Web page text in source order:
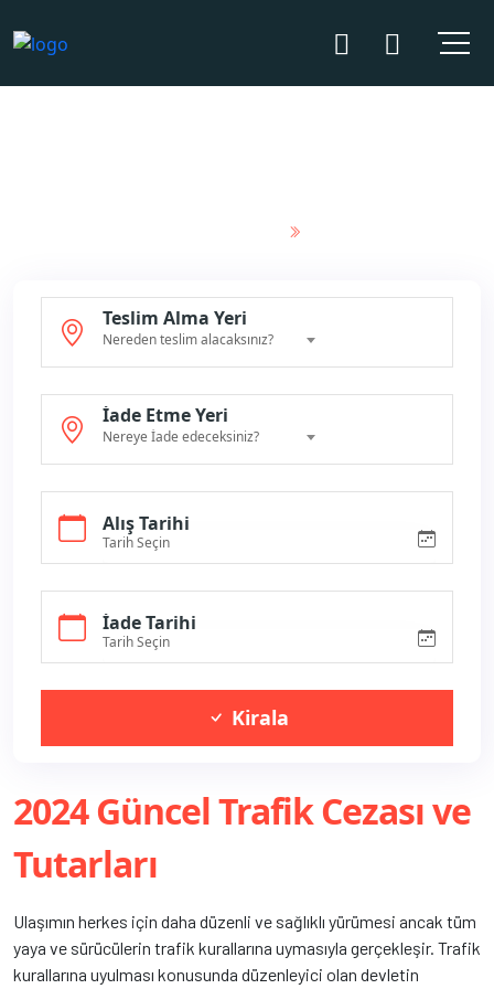
Teslim Alma Yeri
Nereden teslim alacaksınız?
İade Etme Yeri
Nereye İade edeceksiniz?
Alış Tarihi
İade Tarihi
Kirala
2024 Güncel Trafik Cezası ve
Tutarları
Ulaşımın herkes için daha düzenli ve sağlıklı yürümesi ancak tüm
yaya ve sürücülerin trafik kurallarına uymasıyla gerçekleşir. Trafik
kurallarına uyulması konusunda düzenleyici olan devletin